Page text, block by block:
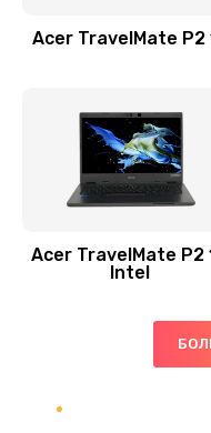
Acer TravelMate P2
Acer TravelMate P2
Intel